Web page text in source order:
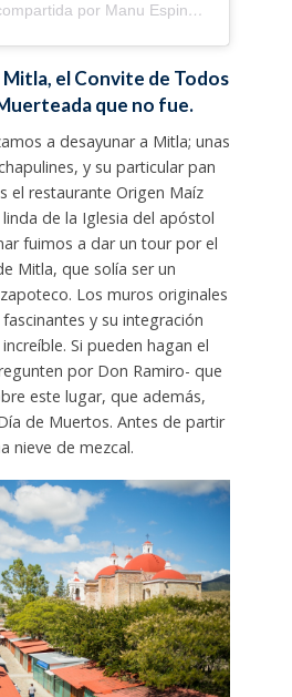
Una publicación compartida por Manu Espinosa Nevraumont (@manumanuti)
el Convite de Todos
que no fue.
a desayunar a Mitla; unas
y su particular pan
el restaurante Origen Maíz
de la Iglesia del apóstol
fuimos a dar un tour por el
Mitla, que solía ser un
Los muros originales
y su integración
Si pueden hagan el
por Don Ramiro- que
este lugar, que además,
de Muertos. Antes de partir
nieve de mezcal.